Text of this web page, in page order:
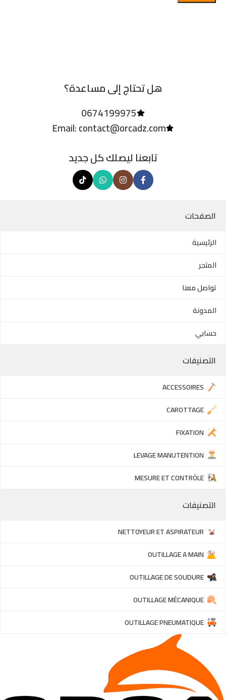
هل تحتاج إلى مساعدة؟
0674199975
Email: contact@orcadz.com
تابعنا ليصلك كل جديد
الصفحات
الرئيسية
المتجر
تواصل معنا
المدونة
حسابي
التصنيفات
ACCESSOIRES
CAROTTAGE
FIXATION
LEVAGE MANUTENTION
MESURE ET CONTRÔLE
التصنيفات
NETTOYEUR ET ASPIRATEUR
OUTILLAGE A MAIN
OUTILLAGE DE SOUDURE
OUTILLAGE MÉCANIQUE
OUTILLAGE PNEUMATIQUE